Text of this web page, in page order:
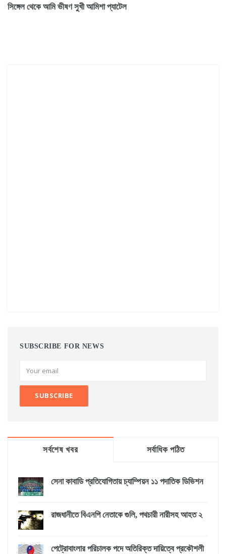
সিঙ্গেল থেকে আমি ভীষণ সুখী আমিশা প্যাটেল
SUBSCRIBE FOR NEWS
সর্বশেষ খবর সর্বাধিক পঠিত
সেনা কাবাডি প্রতিযোগিতায় চ্যাম্পিয়ন ১১ পদাতিক ডিভিশন
রাজধানীতে বিএনপি নেতাকে গুলি, পথচারী নারীসহ আহত ২
পেট্রোবাংলার পরিচালক পদে অতিরিক্ত দায়িত্বে প্রকৌশলী